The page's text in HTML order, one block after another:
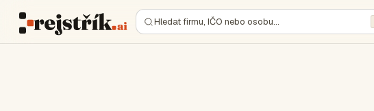
Hledat firmu, IČO nebo osobu…